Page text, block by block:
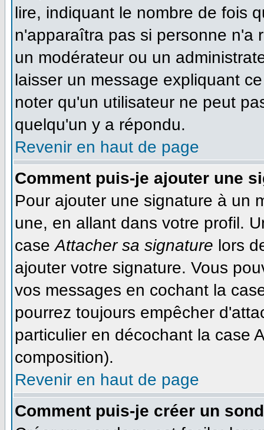
lire, indiquant le nombre de fois
n'apparaîtra pas si personne n'a
un modérateur ou un
laisser un message expliquant
noter qu'un utilisateur ne peut
quelqu'un y a répondu.
Revenir en haut de page
Comment puis-je ajouter une
Pour ajouter une signature à un
une, en allant dans votre profil.
caseAttacher sa signature lors
ajouter votre signature. Vous
vos messages en cochant la
pourrez toujours empêcher
particulier en décochant la case
composition).
Revenir en haut de page
Comment puis-je créer un